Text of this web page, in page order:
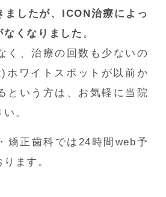
ましたが、ICON治療によっ
くなりました 。
く、治療の回数も少ないの
ホワイトスポットが以前か
という方は、お気軽に当院
。
矯正歯科では24時間web予
ます。